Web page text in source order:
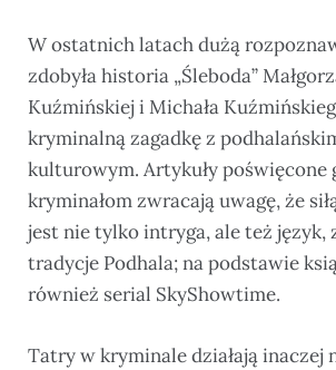
W ostatnich latach dużą
zdobyła historia „Śleboda”
Kuźmińskiej i Michała
kryminalną zagadkę z
kulturowym. Artykuły poświęcone
kryminałom zwracają uwagę, że
jest nie tylko intryga, ale też język,
tradycje Podhala; na podstawie
również serial SkyShowtime.
Tatry w kryminale działają inaczej